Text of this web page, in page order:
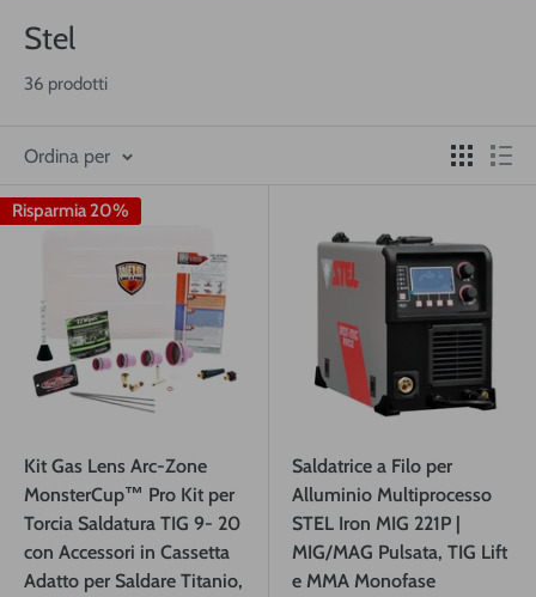
Stel
36 prodotti
Ordina per
Risparmia 20%
Kit Gas Lens Arc-Zone
MonsterCup™ Pro Kit per
Torcia Saldatura TIG 9- 20
con Accessori in Cassetta
Adatto per Saldare Titanio,
Saldatrice a Filo per
Alluminio Multiprocesso
STEL Iron MIG 221P |
MIG/MAG Pulsata, TIG Lift
e MMA Monofase